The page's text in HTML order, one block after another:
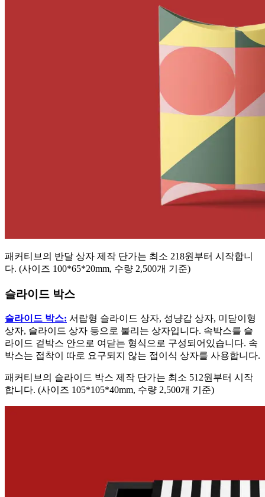
패커티브의 반달 상자 제작 단가는 최소 218원부터 시작합니
다. (사이즈 100*65*20mm, 수량 2,500개 기준)
슬라이드 박스
슬라이드 박스: 서랍형 슬라이드 상자, 성냥갑 상자, 미닫이형
상자, 슬라이드 상자 등으로 불리는 상자입니다. 속박스를 슬
라이드 겉박스 안으로 여닫는 형식으로 구성되어있습니다. 속
박스는 접착이 따로 요구되지 않는 접이식 상자를 사용합니다.
패커티브의 슬라이드 박스 제작 단가는 최소 512원부터 시작
합니다. (사이즈 105*105*40mm, 수량 2,500개 기준)